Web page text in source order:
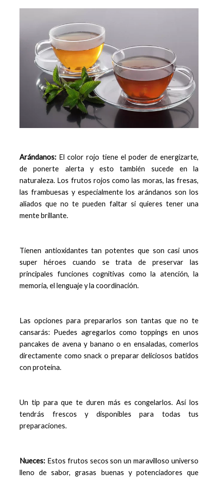
Arándanos: El color rojo tiene el poder de energizarte,
de ponerte alerta y esto también sucede en la
naturaleza. Los frutos rojos como las moras, las fresas,
las frambuesas y especialmente los arándanos son los
aliados que no te pueden faltar si quieres tener una
mente brillante.
Tienen antioxidantes tan potentes que son casi unos
super héroes cuando se trata de preservar las
principales funciones cognitivas como la atención, la
memoria, el lenguaje y la coordinación.
Las opciones para prepararlos son tantas que no te
cansarás: Puedes agregarlos como toppings en unos
pancakes de avena y banano o en ensaladas, comerlos
directamente como snack o preparar deliciosos batidos
con proteína.
Un tip para que te duren más es congelarlos. Así los
tendrás frescos y disponibles para todas tus
preparaciones.
Nueces: Estos frutos secos son un maravilloso universo
lleno de sabor, grasas buenas y potenciadores que